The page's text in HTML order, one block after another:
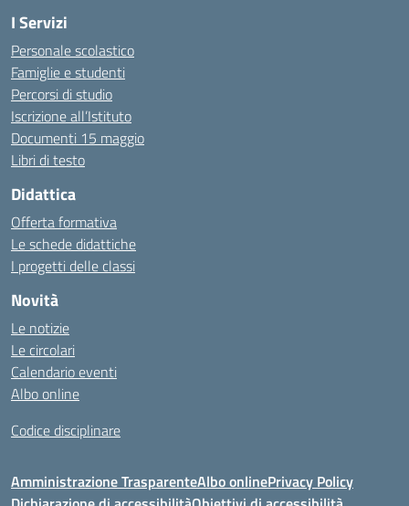
I Servizi
Personale scolastico
Famiglie e studenti
Percorsi di studio
Iscrizione all’Istituto
Documenti 15 maggio
Libri di testo
Didattica
Offerta formativa
Le schede didattiche
I progetti delle classi
Novità
Le notizie
Le circolari
Calendario eventi
Albo online
Codice disciplinare
Amministrazione TrasparenteAlbo onlinePrivacy Policy